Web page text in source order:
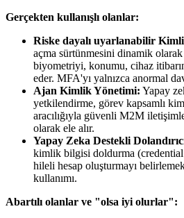
Gerçekten kullanışlı olanlar:
Riske dayalı uyarlanabilir
açma sürtünmesini dinamik
biyometriyi, konumu, cihaz
eder. MFA'yı yalnızca anormal
Ajan Kimlik Yönetimi: Yapay
yetkilendirme, görev kapsamlı
aracılığıyla güvenli M2M
olarak ele alır.
Yapay Zeka Destekli
kimlik bilgisi doldurma
hileli hesap oluşturmayı
kullanımı.
Abartılı olanlar ve "olsa iyi olurlar":